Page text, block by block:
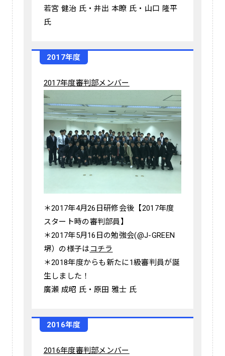
若宮 健治 氏・井出 本瞭 氏・山口 隆平
氏
2017年度
2017年度審判部メンバー
＊2017年4月26日研修会後【2017年度
スタート時の審判部員】
＊2017年5月16日の勉強会(@J-GREEN
堺）の様子は コチラ
＊2018年度からも新たに1級審判員が誕
生しました！
廣瀬 成昭 氏・原田 雅士 氏
2016年度
2016年度審判部メンバー